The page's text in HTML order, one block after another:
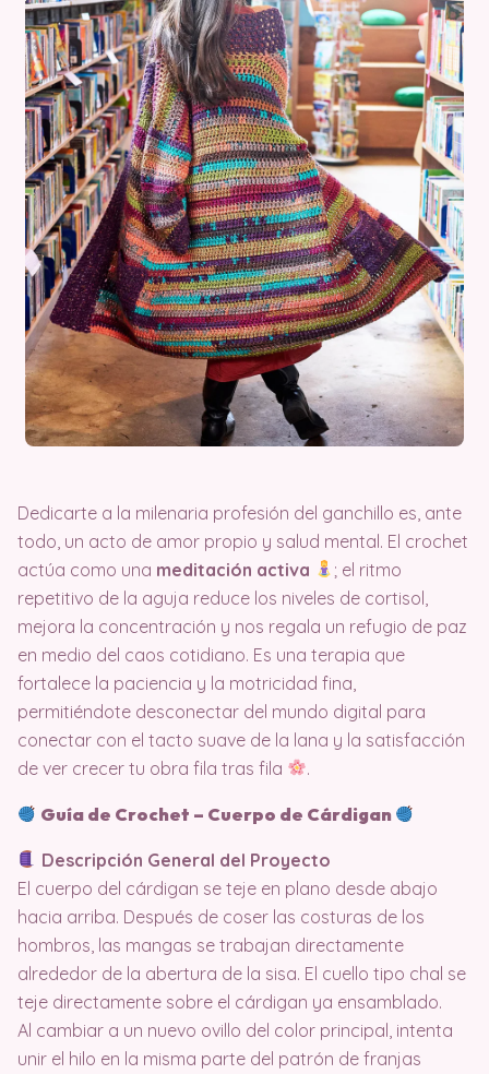
Dedicarte a la milenaria profesión del ganchillo es, ante
todo, un acto de amor propio y salud mental. El crochet
actúa como una meditación activa
; el ritmo
repetitivo de la aguja reduce los niveles de cortisol,
mejora la concentración y nos regala un refugio de paz
en medio del caos cotidiano. Es una terapia que
fortalece la paciencia y la motricidad fina,
permitiéndote desconectar del mundo digital para
conectar con el tacto suave de la lana y la satisfacción
de ver crecer tu obra fila tras fila
.
Guía de Crochet – Cuerpo de Cárdigan
Descripción General del Proyecto
El cuerpo del cárdigan se teje en plano desde abajo
hacia arriba. Después de coser las costuras de los
hombros, las mangas se trabajan directamente
alrededor de la abertura de la sisa. El cuello tipo chal se
teje directamente sobre el cárdigan ya ensamblado.
Al cambiar a un nuevo ovillo del color principal, intenta
unir el hilo en la misma parte del patrón de franjas